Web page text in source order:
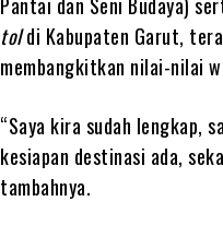
toldi Kabupaten Garut,
membangkitkan nilai-nilai
“Saya kira sudah lengkap,
kesiapan destinasi ada,
tambahnya.